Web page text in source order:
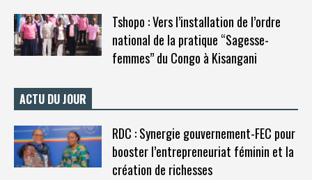
Tshopo : Vers l’installation de l’ordre
national de la pratique “Sagesse-
femmes” du Congo à Kisangani
ACTU DU JOUR
RDC : Synergie gouvernement-FEC pour
booster l’entrepreneuriat féminin et la
création de richesses